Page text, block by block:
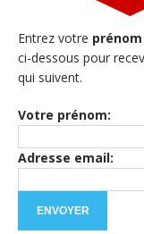
Entrez votre prénom
ci-dessous pour
qui suivent.
Votre prénom:
Adresse email: